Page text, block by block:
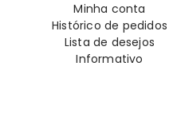
Minha conta
Histórico de pedidos
Lista de desejos
Informativo